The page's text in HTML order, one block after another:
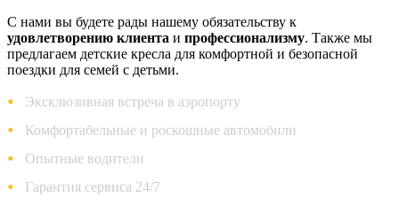
С нами вы будете рады нашему обязательству к
удовлетворению клиента и профессионализму. Также мы
предлагаем детские кресла для комфортной и безопасной
поездки для семей с детьми.
Эксклюзивная встреча в аэропорту
Комфортабельные и роскошные автомобили
Опытные водители
Гарантия сервиса 24/7